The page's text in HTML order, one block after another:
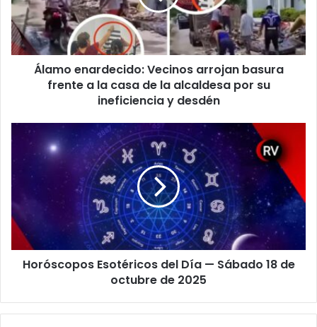
frente
a
la
casa
su
ineficiencia
Álamo enardecido: Vecinos arrojan basura
frente a la casa de la alcaldesa por su
ineficiencia y desdén
Horóscopos
Esotéricos
del
—
Sábado
18
de
octubre
Horóscopos Esotéricos del Día — Sábado 18 de
octubre de 2025